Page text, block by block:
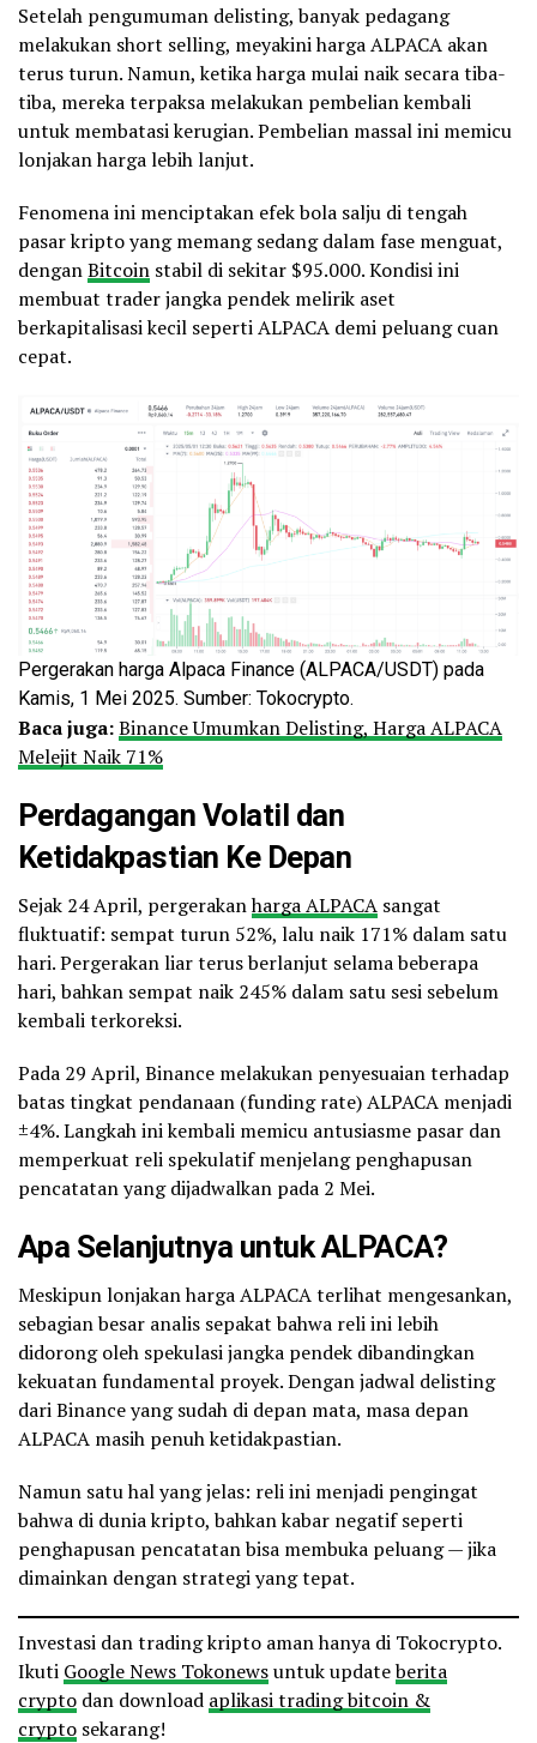
Setelah pengumuman delisting, banyak pedagang
melakukan short selling, meyakini harga ALPACA akan
terus turun. Namun, ketika harga mulai naik secara tiba-
tiba, mereka terpaksa melakukan pembelian kembali
untuk membatasi kerugian. Pembelian massal ini memicu
lonjakan harga lebih lanjut.
Fenomena ini menciptakan efek bola salju di tengah
pasar kripto yang memang sedang dalam fase menguat,
denganBitcoin stabil di sekitar $95.000. Kondisi ini
membuat trader jangka pendek melirik aset
berkapitalisasi kecil seperti ALPACA demi peluang cuan
cepat.
Pergerakan harga Alpaca Finance (ALPACA/USDT) pada
Kamis, 1 Mei 2025. Sumber: Tokocrypto.
Baca juga:Binance Umumkan Delisting, Harga ALPACA
Melejit Naik 71%
Perdagangan Volatil dan
Ketidakpastian Ke Depan
Sejak 24 April, pergerakanharga ALPACA sangat
fluktuatif: sempat turun 52%, lalu naik 171% dalam satu
hari. Pergerakan liar terus berlanjut selama beberapa
hari, bahkan sempat naik 245% dalam satu sesi sebelum
kembali terkoreksi.
Pada 29 April, Binance melakukan penyesuaian terhadap
batas tingkat pendanaan (funding rate) ALPACA menjadi
±4%. Langkah ini kembali memicu antusiasme pasar dan
memperkuat reli spekulatif menjelang penghapusan
pencatatan yang dijadwalkan pada 2 Mei.
Apa Selanjutnya untuk ALPACA?
Meskipun lonjakan harga ALPACA terlihat mengesankan,
sebagian besar analis sepakat bahwa reli ini lebih
didorong oleh spekulasi jangka pendek dibandingkan
kekuatan fundamental proyek. Dengan jadwal delisting
dari Binance yang sudah di depan mata, masa depan
ALPACA masih penuh ketidakpastian.
Namun satu hal yang jelas: reli ini menjadi pengingat
bahwa di dunia kripto, bahkan kabar negatif seperti
penghapusan pencatatan bisa membuka peluang — jika
dimainkan dengan strategi yang tepat.
Investasi dan trading kripto aman hanya di Tokocrypto.
Ikuti Google News Tokonewsuntuk updateberita
crypto dan download aplikasi trading bitcoin &
crypto sekarang!